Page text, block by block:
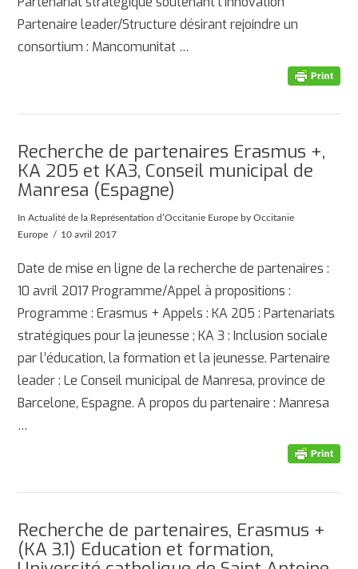
Partenaire leader/Structure désirant rejoindre un
consortium : Mancomunitat …
Recherche de partenaires Erasmus +,
KA 205 et KA3, Conseil municipal de
Manresa (Espagne)
InActualité de la Représentation d’Occitanie Europe by Occitanie
Europe
10 avril 2017
Date de mise en ligne de la recherche de partenaires :
10 avril 2017 Programme/Appel à propositions :
Programme : Erasmus + Appels : KA 205 : Partenariats
stratégiques pour la jeunesse ; KA 3 : Inclusion sociale
par l’éducation, la formation et la jeunesse. Partenaire
leader : Le Conseil municipal de Manresa, province de
Barcelone, Espagne. A propos du partenaire : Manresa
…
Recherche de partenaires, Erasmus +
(KA 3.1) Education et formation,